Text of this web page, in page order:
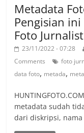
Metadata
Pengisian
Foto
23/11/2022 - 07:28
Comments
foto
data foto, metada,
metadata sudah
dari diskripsi,